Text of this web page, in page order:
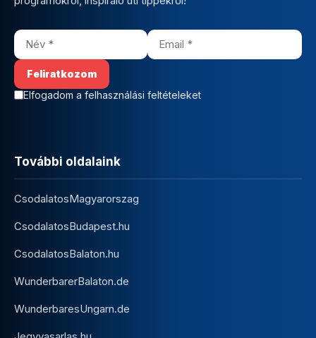
Elfogadom a felhasználási feltételeket
További oldalaink
CsodalatosMagyarorszag
CsodalatosBudapest.hu
CsodalatosBalaton.hu
WunderbarerBalaton.de
WunderbaresUngarn.de